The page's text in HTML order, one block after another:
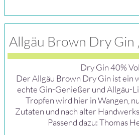
Allgäu Brown Dry Gin
Dry Gin 40% Vol
Der Allgäu Brown Dry Gin ist ein
echte Gin-Genießer und Allgäu-
Tropfen wird hier in Wangen,
Zutaten und nach alter
Passend dazu: Thomas